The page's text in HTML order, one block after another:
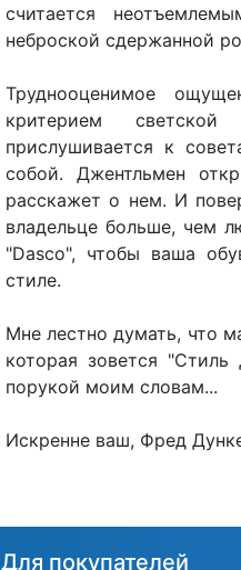
считается
неброской сдержанной
Труднооценимое
критерием светской
прислушивается к
собой. Джентльмен
расскажет о нем. И
владельце больше, чем
"Dasco", чтобы ваша
стиле.
Мне лестно думать, что
которая зовется
порукой моим словам...
Искренне ваш, Фред
Для покупателей